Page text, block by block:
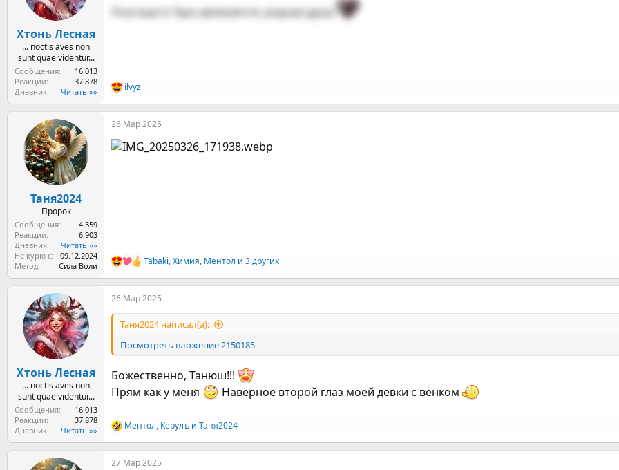
Хтонь Лесная
... noctis aves non
sunt quae videntur...
Сообщения
16.013
Реакции
37.878
Дневник
Читать »»
Она ещё и Таро увлекается, родная душа
Р
е
а
к
и
ilvyz
Таня2024
Пророк
Сообщения
4.359
Реакции
6.903
Дневник
Читать »»
Не курю с
09.12.2024
Метод
Сила Воли
26 Мар 2025
Р
е
а
к
Tabaki,Химия, Ментол и 3 других
Хтонь Лесная
... noctis aves non
sunt quae videntur...
Сообщения
16.013
Реакции
37.878
Дневник
Читать »»
26 Мар 2025
Таня2024 написал(а):
Посмотреть вложение 2150185
Божественно, Танюш!!!
Прям как у меня
Наверное второй глаз моей девки с венком
Р
е
а
к
Ментол, Керулъ и Таня2024
27 Мар 2025